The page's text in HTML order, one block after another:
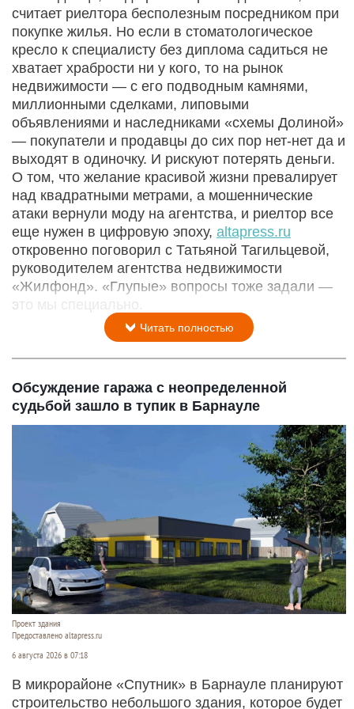
считает риелтора бесполезным посредником при
покупке жилья. Но если в стоматологическое
кресло к специалисту без диплома садиться не
хватает храбрости ни у кого, то на рынок
недвижимости — с его подводным камнями,
миллионными сделками, липовыми
объявлениями и наследниками «схемы Долиной»
— покупатели и продавцы до сих пор нет-нет да и
выходят в одиночку. И рискуют потерять деньги.
О том, что желание красивой жизни превалирует
над квадратными метрами, а мошеннические
атаки вернули моду на агентства, и риелтор все
еще нужен в цифровую эпоху, altapress.ru
откровенно поговорил с Татьяной Тагильцевой,
руководителем агентства недвижимости
«Жилфонд». «Глупые» вопросы тоже задали —
это мы специально.
Читать полностью
Обсуждение гаража с неопределенной
судьбой зашло в тупик в Барнауле
Проект здания
Предоставлено altapress.ru
6 августа 2026 в 07:18
В микрорайоне «Спутник» в Барнауле планируют
строительство небольшого здания, которое будет